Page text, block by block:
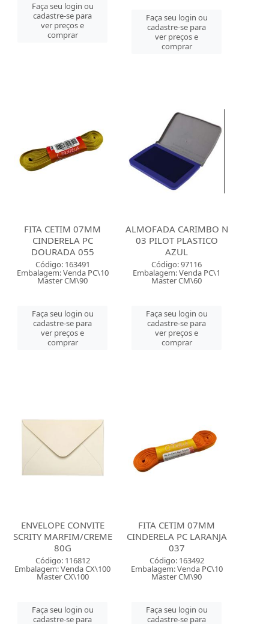
Faça seu login ou
cadastre-se para
ver preços e
comprar
Faça seu login ou
cadastre-se para
ver preços e
comprar
FITA CETIM 07MM
CINDERELA PC
DOURADA 055
Código: 163491
Embalagem: Venda PC\10
Master CM\90
Faça seu login ou
cadastre-se para
ver preços e
comprar
ALMOFADA CARIMBO N
03 PILOT PLASTICO
AZUL
Código: 97116
Embalagem: Venda PC\1
Master CM\60
Faça seu login ou
cadastre-se para
ver preços e
comprar
ENVELOPE CONVITE
SCRITY MARFIM/CREME
80G
Código: 116812
Embalagem: Venda CX\100
Master CX\100
Faça seu login ou
cadastre-se para
FITA CETIM 07MM
CINDERELA PC LARANJA
037
Código: 163492
Embalagem: Venda PC\10
Master CM\90
Faça seu login ou
cadastre-se para